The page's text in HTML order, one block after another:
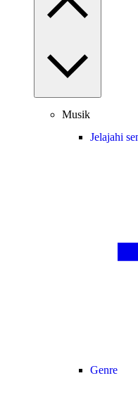
Musik
Jelajahi
Genre